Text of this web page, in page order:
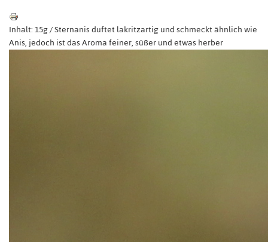
Inhalt: 15g / Sternanis duftet lakritzartig und schmeckt ähnlich wie
Anis, jedoch ist das Aroma feiner, süßer und etwas herber